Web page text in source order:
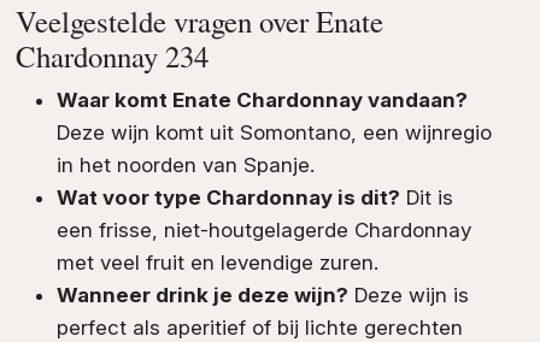
Veelgestelde vragen over Enate
Chardonnay 234
Waar komt Enate Chardonnay vandaan?
Deze wijn komt uit Somontano, een wijnregio
in het noorden van Spanje.
Wat voor type Chardonnay is dit? Dit is
een frisse, niet-houtgelagerde Chardonnay
met veel fruit en levendige zuren.
Wanneer drink je deze wijn? Deze wijn is
perfect als aperitief of bij lichte gerechten